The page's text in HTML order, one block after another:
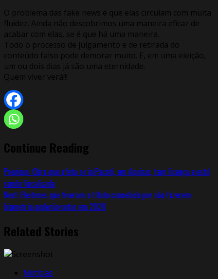
O problema das fake news é que elas circulam com muita
fluidez. Ainda não descobrimos uma maneira eficaz de
acabar com elas, se é que há uma maneira.
Todo o processo de julgamento e de retirada do
conteúdo falso pode demorar muito. E, em uma eleição,
um ou dois dias já são uma eternidade.
Quem viver verá!!!
Continue Reading
Previous: Obra que afeta o rio Pacoti, em Aquiraz, tem licença e está
sendo fiscalizada
Next: Eleitores que tiveram o título cancelado por não fazerem
biometria poderão votar em 2020
Related Stories
Notícias